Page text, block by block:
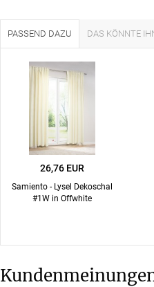
PASSEND DAZU DAS KÖNNTE
26,76 EUR
Samiento - Lysel Dekoschal
#1W in Offwhite